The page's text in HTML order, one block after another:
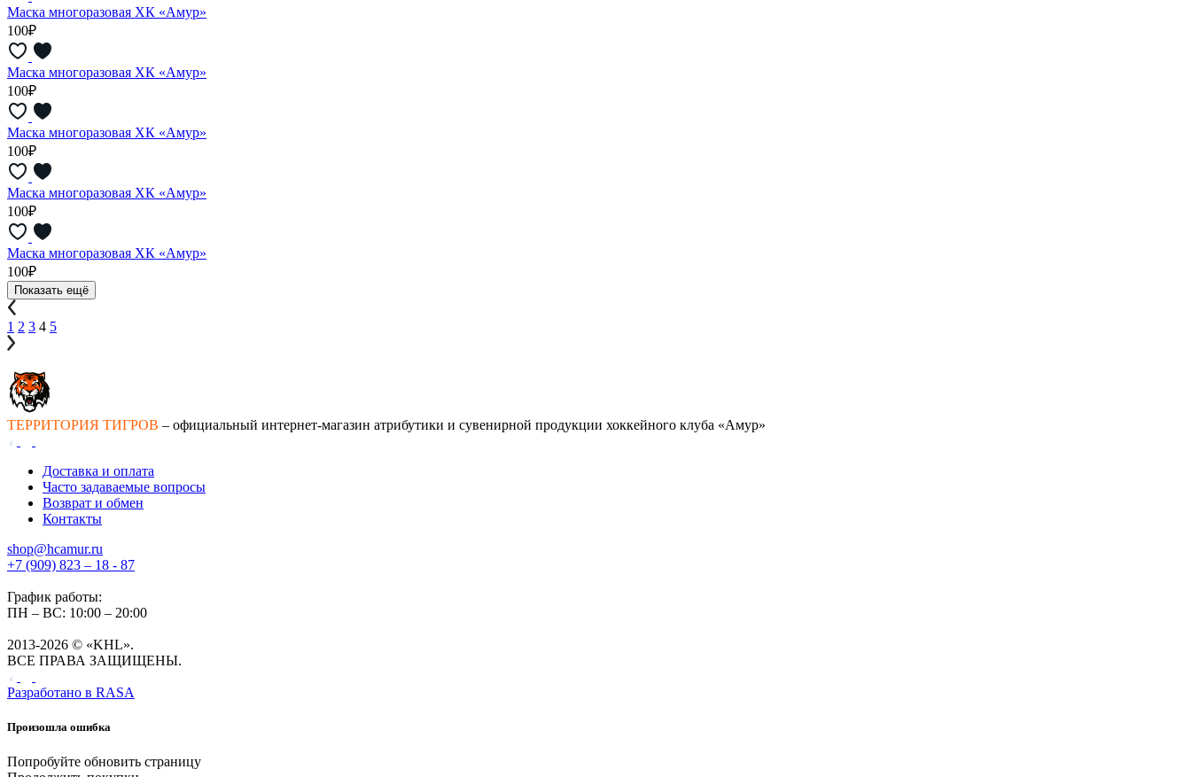
Маска многоразовая ХК «Амур»
100₽
Маска многоразовая ХК «Амур»
100₽
Маска многоразовая ХК «Амур»
100₽
Маска многоразовая ХК «Амур»
100₽
Маска многоразовая ХК «Амур»
100₽
Показать ещё
1 2 3 4 5
ТЕРРИТОРИЯ ТИГРОВ – официальный интернет-магазин атрибутики и сувенирной продукции хоккейного клуба «Амур»
Доставка и оплата
Часто задаваемые вопросы
Возврат и обмен
Контакты
shop@hcamur.ru
+7 (909) 823 – 18 - 87
График работы:
ПН – ВС: 10:00 – 20:00
2013-2026 © «KHL».
ВСЕ ПРАВА ЗАЩИЩЕНЫ.
Разработано в RASA
Произошла ошибка
Попробуйте обновить страницу